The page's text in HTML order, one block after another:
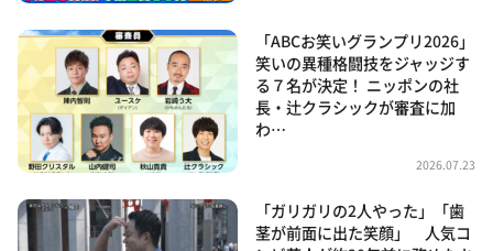
「ABCお笑いグランプリ2026」
笑いの異種格闘技をジャッジす
る７名が決定！ ニッポンの社
長・辻クラシックが審査に加
わ…
2026.07.23
「ガリガリの2人やった」「歯
茎が前面に出た笑顔」 人気コ